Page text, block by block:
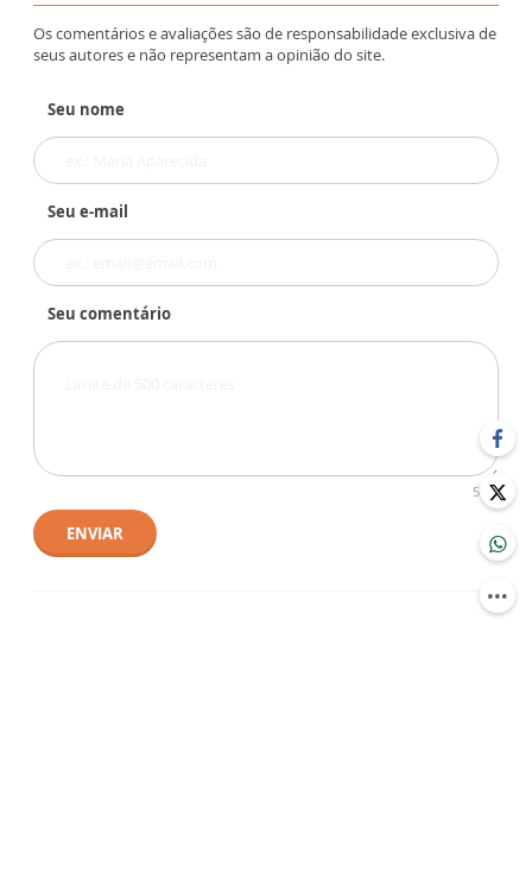
Os comentários e avaliações são de responsabilidade exclusiva de
seus autores e não representam a opinião do site.
Seu nome
Seu e-mail
Seu comentário
500
ENVIAR